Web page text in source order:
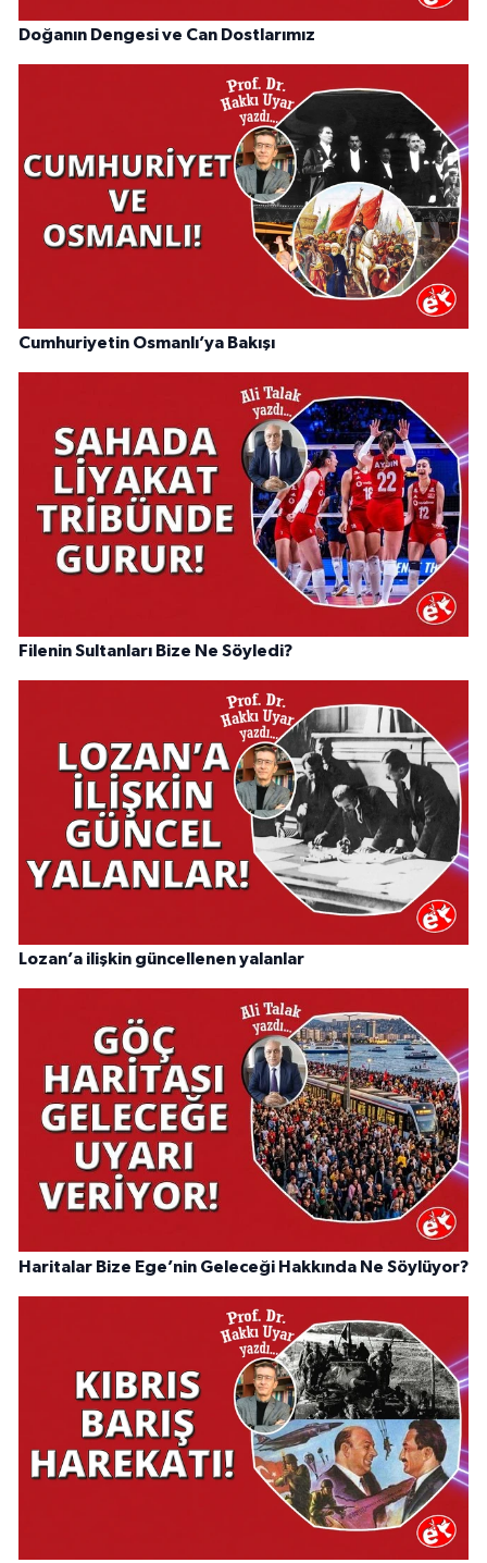
Doğanın Dengesi ve Can Dostlarımız
Cumhuriyetin Osmanlı’ya Bakışı
Filenin Sultanları Bize Ne Söyledi?
Lozan’a ilişkin güncellenen yalanlar
Haritalar Bize Ege’nin Geleceği Hakkında Ne Söylüyor?